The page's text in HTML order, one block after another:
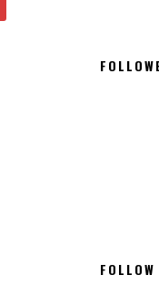
FOLLOW